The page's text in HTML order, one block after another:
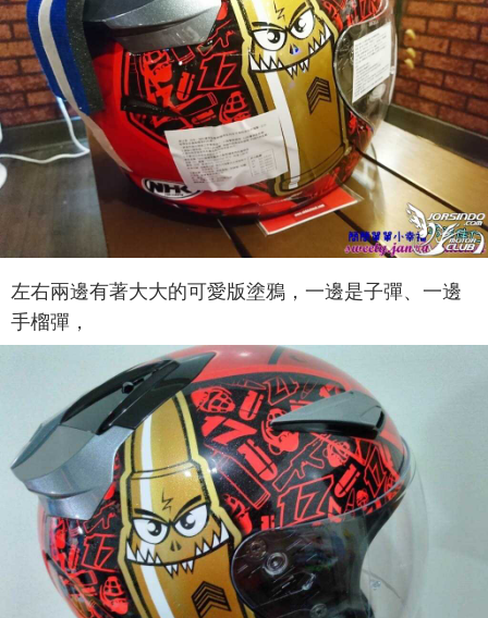
左右兩邊有著大大的可愛版塗鴉，一邊是子彈、一邊
手榴彈，